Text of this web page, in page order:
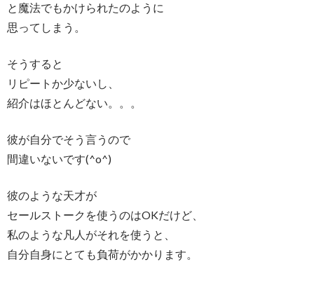
と魔法でもかけられたのように
思ってしまう。
そうすると
リピートか少ないし、
紹介はほとんどない。。。
彼が自分でそう言うので
間違いないです(^o^)
彼のような天才が
セールストークを使うのはOKだけど、
私のような凡人がそれを使うと、
自分自身にとても負荷がかかります。